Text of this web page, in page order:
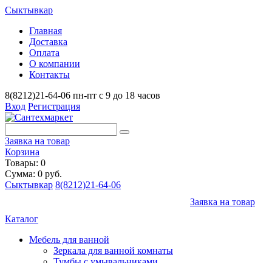
Сыктывкар
Главная
Доставка
Оплата
О компании
Контакты
8(8212)21-64-06 пн-пт с 9 до 18 часов
Вход Регистрация
Заявка на товар
Корзина
Товары: 0
Сумма: 0 руб.
Сыктывкар 8(8212)21-64-06
Заявка на товар
Каталог
Мебель для ванной
Зеркала для ванной комнаты